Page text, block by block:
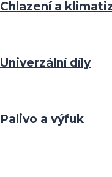
Chlazení a
Univerzální díly
Palivo a výfuk